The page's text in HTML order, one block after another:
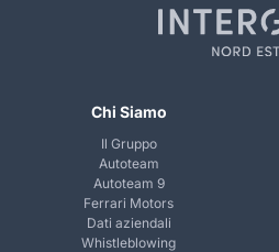
Chi Siamo
Il Gruppo
Autoteam
Autoteam 9
Ferrari Motors
Dati aziendali
Whistleblowing